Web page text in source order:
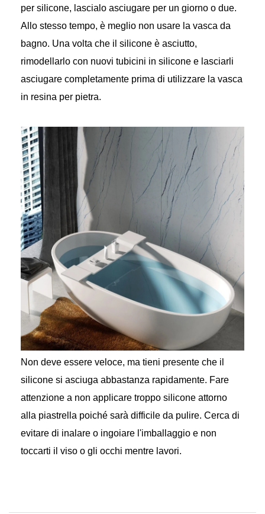
per silicone, lascialo asciugare per un giorno o due.
Allo stesso tempo, è meglio non usare la vasca da
bagno. Una volta che il silicone è asciutto,
rimodellarlo con nuovi tubicini in silicone e lasciarli
asciugare completamente prima di utilizzare la vasca
in resina per pietra.
Non deve essere veloce, ma tieni presente che il
silicone si asciuga abbastanza rapidamente. Fare
attenzione a non applicare troppo silicone attorno
alla piastrella poiché sarà difficile da pulire. Cerca di
evitare di inalare o ingoiare l'imballaggio e non
toccarti il ​​viso o gli occhi mentre lavori.